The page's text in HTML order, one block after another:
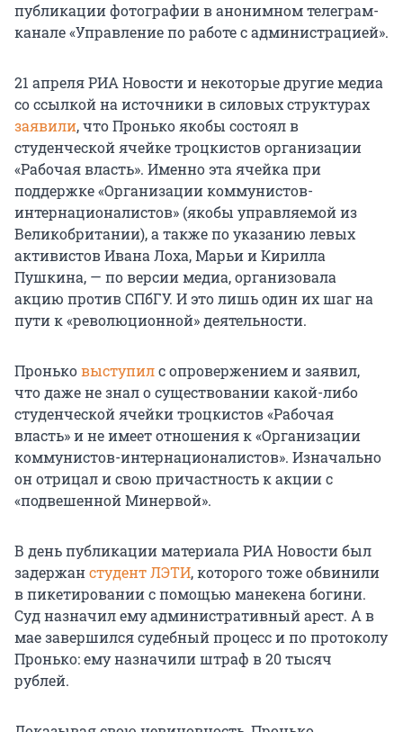
публикации фотографии в анонимном телеграм-
канале «Управление по работе с администрацией».
21 апреля РИА Новости и некоторые другие медиа
со ссылкой на источники в силовых структурах
заявили, что Пронько якобы состоял в
студенческой ячейке троцкистов организации
«Рабочая власть». Именно эта ячейка при
поддержке «Организации коммунистов-
интернационалистов» (якобы управляемой из
Великобритании), а также по указанию левых
активистов Ивана Лоха, Марьи и Кирилла
Пушкина, — по версии медиа, организовала
акцию против СПбГУ. И это лишь один их шаг на
пути к «революционной» деятельности.
Проньковыступилс опровержением и заявил,
что даже не знал о существовании какой-либо
студенческой ячейки троцкистов «Рабочая
власть» и не имеет отношения к «Организации
коммунистов-интернационалистов». Изначально
он отрицал и свою причастность к акции с
«подвешенной Минервой».
В день публикации материала РИА Новости был
задержанстудент ЛЭТИ, которого тоже обвинили
в пикетировании с помощью манекена богини.
Суд назначил ему административный арест. А в
мае завершился судебный процесс и по протоколу
Пронько: ему назначили штраф в 20 тысяч
рублей.